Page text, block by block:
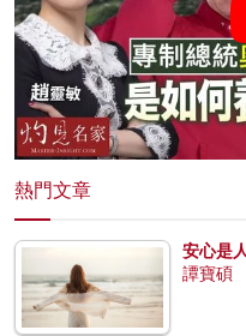
熱門文章
安心是
譚寶碩